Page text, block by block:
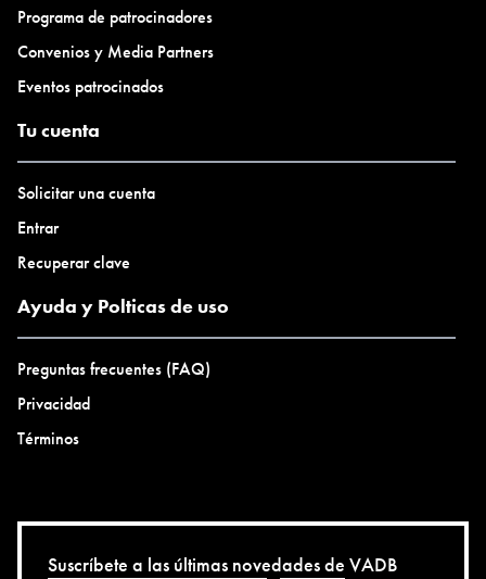
Programa de patrocinadores
Convenios y Media Partners
Eventos patrocinados
Tu cuenta
Solicitar una cuenta
Entrar
Recuperar clave
Ayuda y Polticas de uso
Preguntas frecuentes (FAQ)
Privacidad
Términos
Suscríbete a las últimas novedades de VADB